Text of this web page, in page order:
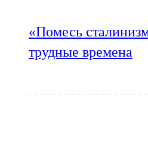
«Помесь
трудные времена